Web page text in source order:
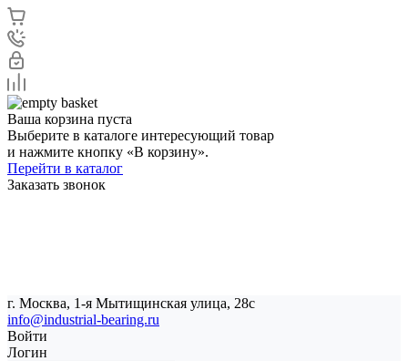
Ваша корзина пуста
Выберите в каталоге интересующий товар
и нажмите кнопку «В корзину».
Перейти в каталог
Заказать звонок
г. Москва, 1-я Мытищинская улица, 28с
info@industrial-bearing.ru
Войти
Логин